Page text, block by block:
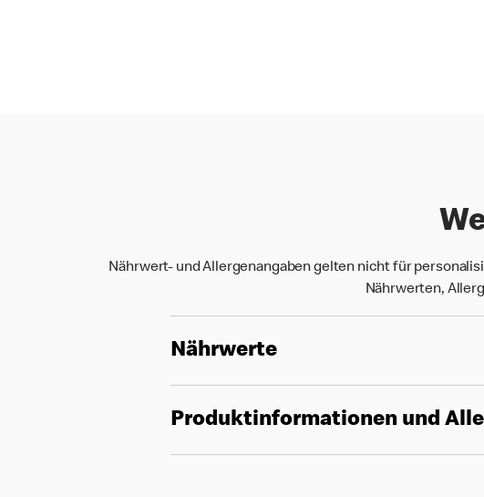
Nährwert- und Allergenangaben gelten nicht für
Nährwerten,
Nährwerte
Produktinformationen und